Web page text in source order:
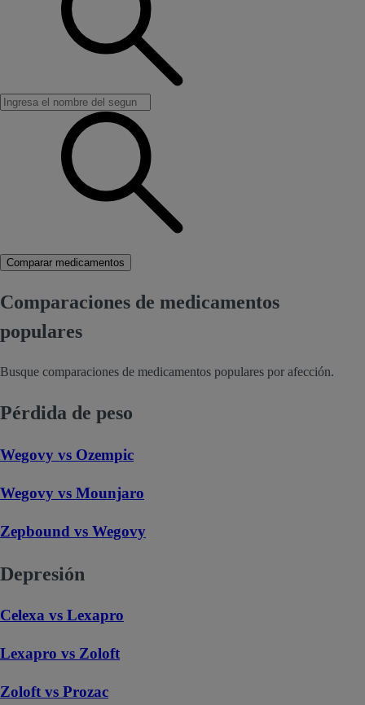
Comparar medicamentos
Comparaciones de medicamentos
populares
Busque comparaciones de medicamentos populares por afección.
Pérdida de peso
Wegovy vs Ozempic
Wegovy vs Mounjaro
Zepbound vs Wegovy
Depresión
Celexa vs Lexapro
Lexapro vs Zoloft
Zoloft vs Prozac